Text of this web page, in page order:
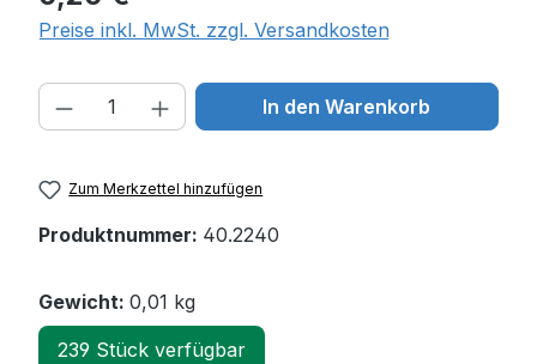
Preise inkl. MwSt. zzgl. Versandkosten
Produkt Anzahl: Gib den
In den Warenkorb
Zum Merkzettel hinzufügen
Produktnummer: 40.2240
Gewicht: 0,01 kg
239 Stück verfügbar